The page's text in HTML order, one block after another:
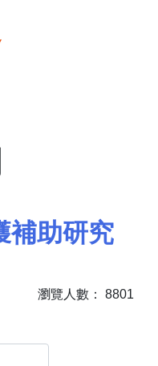
補助研究
瀏覽人數： 8801